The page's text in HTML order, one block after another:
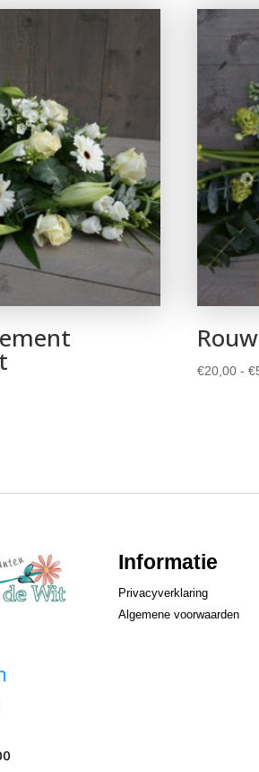
€20,00 - €
Informatie
Privacyverklaring
Algemene voorwaarden